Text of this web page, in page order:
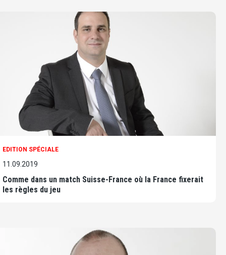
EDITION SPÉCIALE
11.09.2019
Comme dans un match Suisse-France où la France fixerait
les règles du jeu